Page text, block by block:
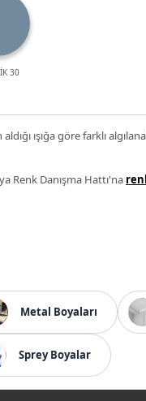
30
ışığa göre farklı
Renk Danışma Hattı'na
Metal Boyaları
Sprey Boyalar